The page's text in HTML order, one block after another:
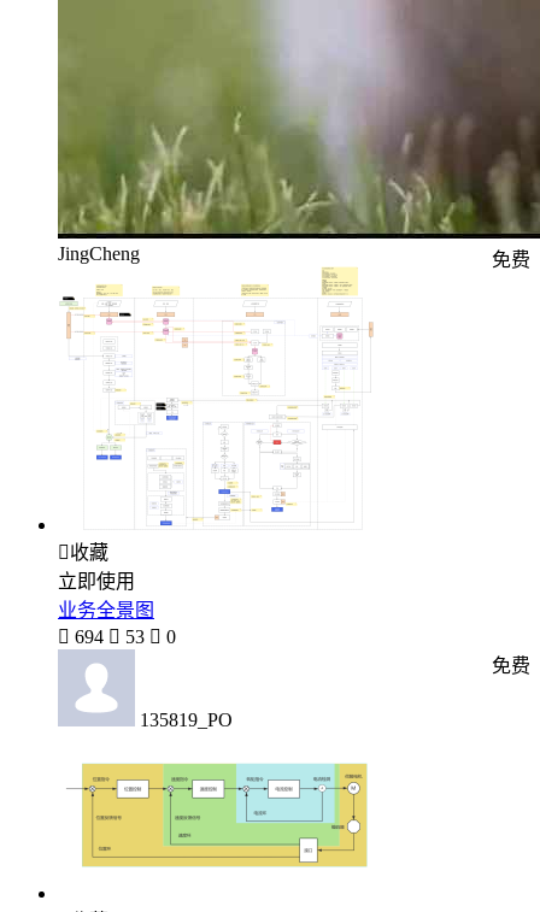
JingCheng 免费
收藏
立即使用
业务全景图
 694  53  0
135819_PO
免费